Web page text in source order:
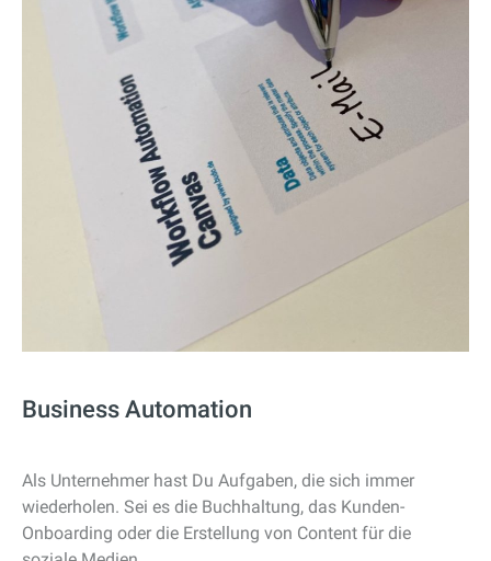
Business Automation
Als Unternehmer hast Du Aufgaben, die sich immer
wiederholen. Sei es die Buchhaltung, das Kunden-
Onboarding oder die Erstellung von Content für die